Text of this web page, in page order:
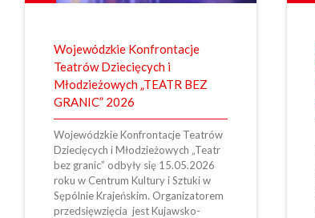
Wojewódzkie Konfrontacje
Teatrów Dziecięcych i
Młodzieżowych „TEATR BEZ
GRANIC” 2026
Wojewódzkie Konfrontacje Teatrów
Dziecięcych i Młodzieżowych „Teatr
bez granic” odbyły się 15.05.2026
roku w Centrum Kultury i Sztuki w
Sępólnie Krajeńskim. Organizatorem
przedsięwzięcia jest Kujawsko-